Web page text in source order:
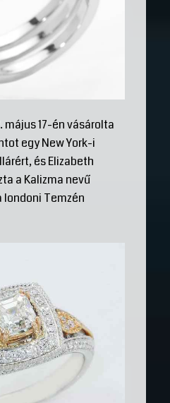
május 17-én vásárolta
egy New York-i
és Elizabeth
a Kalizma nevű
Temzén